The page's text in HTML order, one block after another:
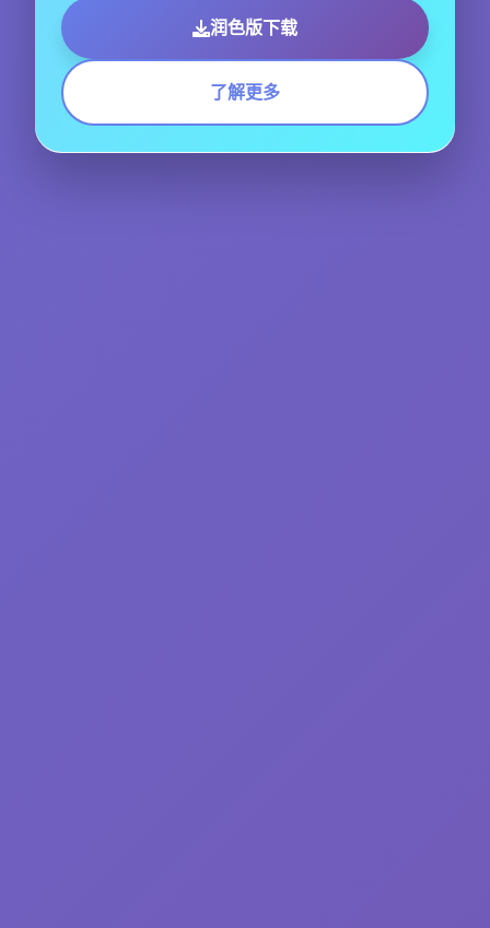
润色版下载
了解更多